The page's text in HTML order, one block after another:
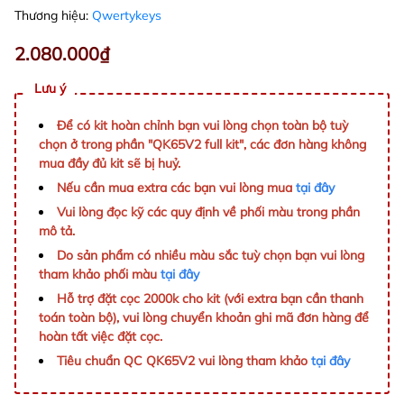
Thương hiệu: Qwertykeys
2.080.000₫
Lưu ý
Để có kit hoàn chỉnh bạn vui lòng chọn toàn bộ tuỳ
chọn ở trong phần "QK65V2 full kit", các đơn hàng không
mua đầy đủ kit sẽ bị huỷ.
Nếu cần mua extra các bạn vui lòng mua tại đây
Vui lòng đọc kỹ các quy định về phối màu trong phần
mô tả.
Do sản phẩm có nhiều màu sắc tuỳ chọn bạn vui lòng
tham khảo phối màu tại đây
Hỗ trợ đặt cọc 2000k cho kit (với extra bạn cần thanh
toán toàn bộ), vui lòng chuyển khoản ghi mã đơn hàng để
hoàn tất việc đặt cọc.
Tiêu chuẩn QC QK65V2 vui lòng tham khảo tại đây